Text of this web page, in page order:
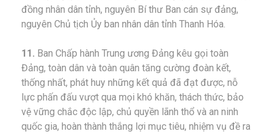
đồng nhân dân tỉnh, nguyên Bí thư Ban cán sự đảng,
nguyên Chủ tịch Ủy ban nhân dân tỉnh Thanh Hóa.
11. Ban Chấp hành Trung ương Đảng kêu gọi toàn
Đảng, toàn dân và toàn quân tăng cường đoàn kết,
thống nhất, phát huy những kết quả đã đạt được, nỗ
lực phấn đấu vượt qua mọi khó khăn, thách thức, bảo
vệ vững chắc độc lập, chủ quyền lãnh thổ và an ninh
quốc gia, hoàn thành thắng lợi mục tiêu, nhiệm vụ đề ra